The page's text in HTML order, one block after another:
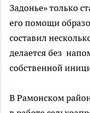
Задонье» только
его помощи
составил
делается без
собственной
В Рамонском